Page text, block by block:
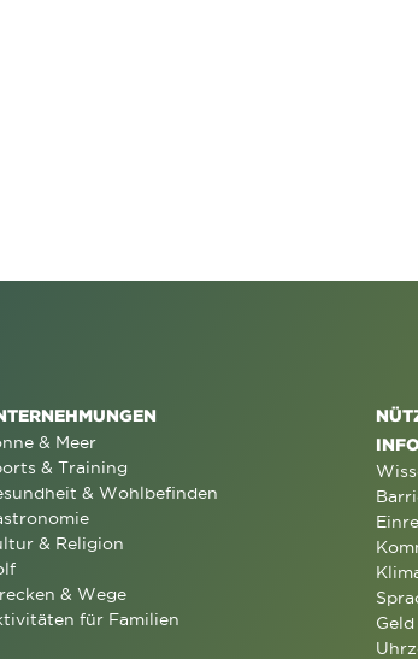
& Meer
& Training
& Wohlbefinden
& Religion
& Wege
für Familien